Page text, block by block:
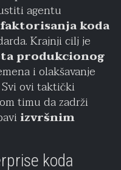
agentu
koda
Krajnji cilj je
produkcionog
i olakšavanje
ovi taktički
timu da zadrži
izvršnim
koda